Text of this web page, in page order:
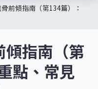
前傾指南（第134篇）：
指南（第
點、常見